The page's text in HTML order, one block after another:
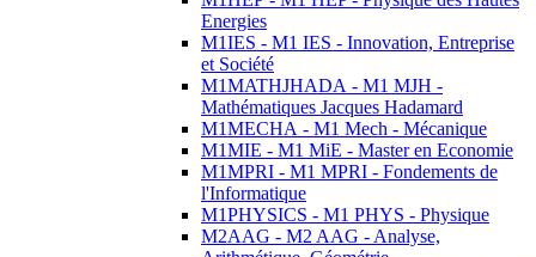
Energies
M1IES - M1 IES - Innovation, Entreprise
et Société
M1MATHJHADA - M1 MJH -
Mathématiques Jacques Hadamard
M1MECHA - M1 Mech - Mécanique
M1MIE - M1 MiE - Master en Economie
M1MPRI - M1 MPRI - Fondements de
l'Informatique
M1PHYSICS - M1 PHYS - Physique
M2AAG - M2 AAG - Analyse,